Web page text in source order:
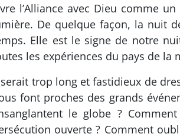
l’Alliance avec Dieu comme
De quelque façon, la nuit
Elle est le signe de notre
les expériences du pays de la
trop long et fastidieux de
font proches des grands
le globe ?
ouverte ? Comment